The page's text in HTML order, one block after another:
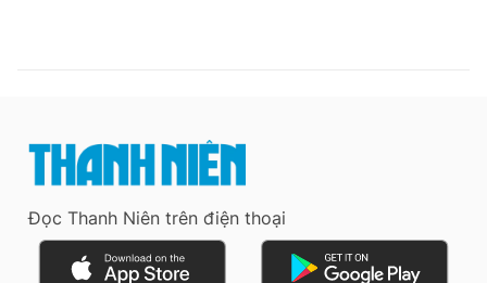
Đọc Thanh Niên trên điện thoại